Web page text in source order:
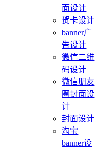
面设计
贺卡设计
banner广
告设计
微信二维
码设计
微信朋友
圈封面设
计
封面设计
淘宝
banner设